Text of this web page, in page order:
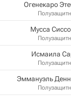
Огенекаро
Мусса
Исмаила
Эммануэль